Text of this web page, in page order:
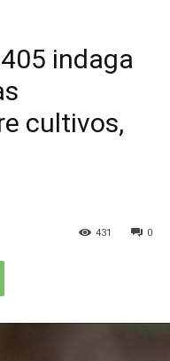
indaga
cultivos,
0
431